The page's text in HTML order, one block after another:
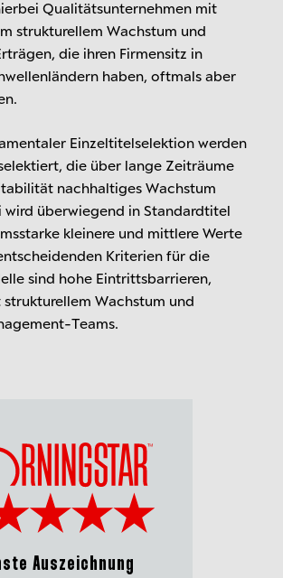
Qualitätsunternehmen mit
strukturellem Wachstum und
die ihren Firmensitz in
haben, oftmals aber
Einzeltitelselektion werden
die über lange Zeiträume
nachhaltiges Wachstum
wird überwiegend in Standardtitel
kleinere und mittlere Werte
Kriterien für die
sind hohe Eintrittsbarrieren,
Wachstum und
Teams.
Auszeichnung